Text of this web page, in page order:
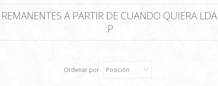
REMANENTES A PARTIR DE CUANDO QUIERA LDA
:P
Ordenar por Posición